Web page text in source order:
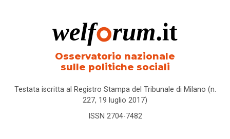
Osservatorio nazionale
sulle politiche sociali
Testata iscritta al Registro Stampa del Tribunale di Milano (n.
227, 19 luglio 2017)
ISSN 2704-7482